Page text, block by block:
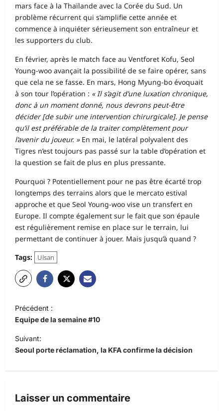
mars face à la Thaïlande avec la Corée du Sud. Un
problème récurrent qui s’amplifie cette année et
commence à inquiéter sérieusement son entraîneur et
les supporters du club.
En février, après le match face au Ventforet Kofu, Seol
Young-woo avançait la possibilité de se faire opérer, sans
que cela ne se fasse. En mars, Hong Myung-bo évoquait
à son tour l’opération : « Il s’agit d’une luxation chronique,
donc à un moment donné, nous devrons peut-être
décider [de subir une intervention chirurgicale]. Je pense
qu’il est préférable de la traiter complètement pour
l’avenir du joueur. »En mai, le latéral polyvalent des
Tigres n’est toujours pas passé sur la table d’opération et
la question se fait de plus en plus pressante.
Pourquoi ? Potentiellement pour ne pas être écarté trop
longtemps des terrains alors que le mercato estival
approche et que Seol Young-woo vise un transfert en
Europe. Il compte également sur le fait que son épaule
est régulièrement remise en place sur le terrain, lui
permettant de continuer à jouer. Mais jusqu’à quand ?
Tags:
Ulsan
a
v
i
t
Précédent :
Equipe de la semaine #10
Suivant:
Seoul porte réclamation, la KFA confirme la décision
Laisser un commentaire